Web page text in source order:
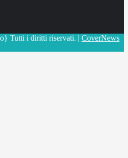
Tutti i diritti riservati. | CoverNews